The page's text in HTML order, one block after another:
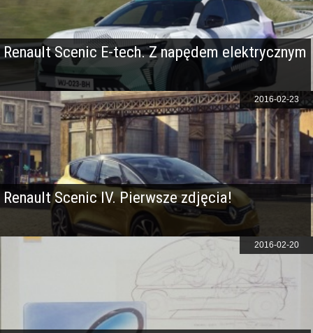
Renault Scenic E-tech. Z napędem elektrycznym
Renault Scenic IV. Pierwsze zdjęcia!
2016-02-23
2016-02-20